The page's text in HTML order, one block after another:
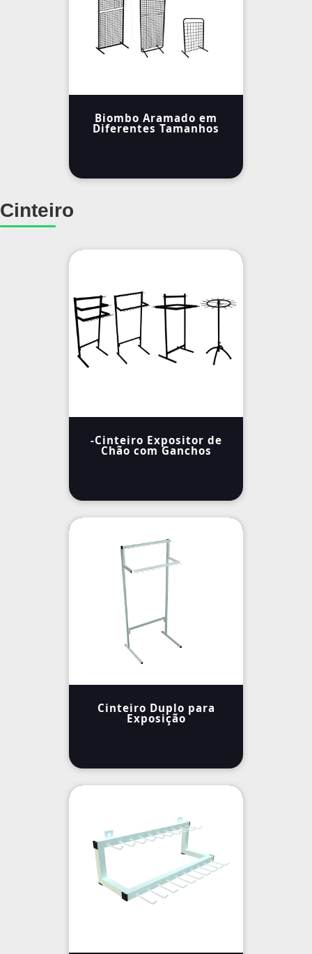
Biombo Aramado em
Diferentes Tamanhos
Cinteiro
-Cinteiro Expositor de
Chão com Ganchos
Cinteiro Duplo para
Exposição